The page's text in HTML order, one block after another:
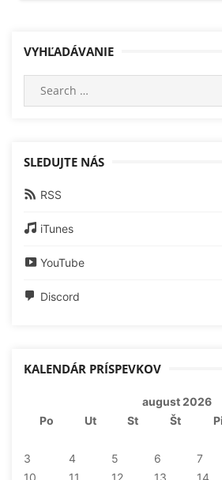
VYHĽADÁVANIE
SLEDUJTE NÁS
RSS
iTunes
YouTube
Discord
KALENDÁR PRÍSPEVKOV
august 2026
Po
Ut St Št Pi
3
4 5 6 7
10
11 12 13 14